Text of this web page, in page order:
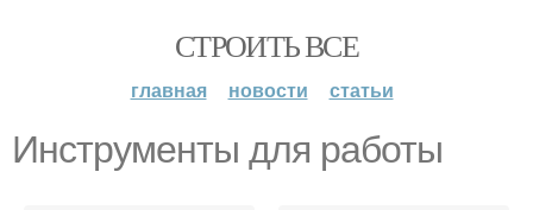
СТРОИТЬ ВСЕ
главная новости статьи
Инструменты для работы